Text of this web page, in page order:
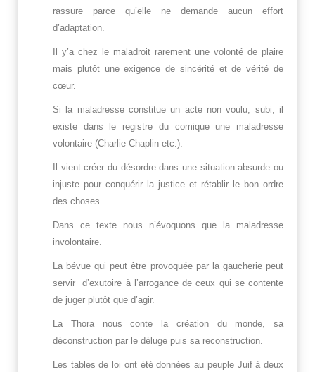
rassure parce qu’elle ne demande aucun effort
d’adaptation.
Il y’a chez le maladroit rarement une volonté de plaire
mais plutôt une exigence de sincérité et de vérité de
cœur.
Si la maladresse constitue un acte non voulu, subi, il
existe dans le registre du comique une maladresse
volontaire (Charlie Chaplin etc.).
Il vient créer du désordre dans une situation absurde ou
injuste pour conquérir la justice et rétablir le bon ordre
des choses.
Dans ce texte nous n’évoquons que la maladresse
involontaire.
La bévue qui peut être provoquée par la gaucherie peut
servir d’exutoire à l’arrogance de ceux qui se contente
de juger plutôt que d’agir.
La Thora nous conte la création du monde, sa
déconstruction par le déluge puis sa reconstruction.
Les tables de loi ont été données au peuple Juif à deux